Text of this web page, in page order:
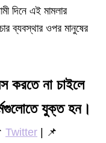
দিনে এই মামলার
ব্যবস্থার ওপর মানুষের
করতে না চাইলে
যুক্ত হন।
Twitter | 📌